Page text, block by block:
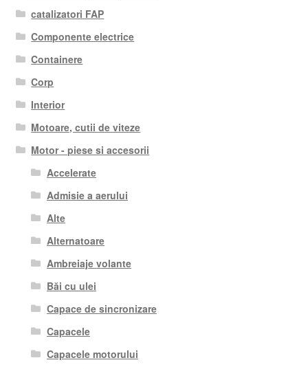
catalizatori FAP
Componente electrice
Containere
Corp
Interior
Motoare, cutii de viteze
Motor - piese si accesorii
Accelerate
Admisie a aerului
Alte
Alternatoare
Ambreiaje volante
Băi cu ulei
Capace de sincronizare
Capacele
Capacele motorului